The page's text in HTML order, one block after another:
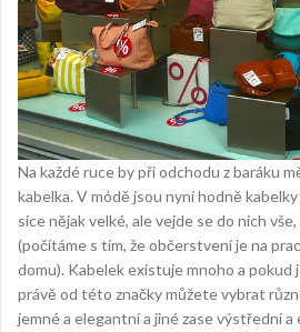
Na každé ruce by při odchodu z baráku
kabelka. V módě jsou nyní hodně
sice nějak velké, ale vejde se do nich
(počítáme s tím, že občerstvení je na
domu). Kabelek existuje mnoho a pokud
právě od této značky můžete vybrat
jemné a elegantní a jiné zase výstřední a